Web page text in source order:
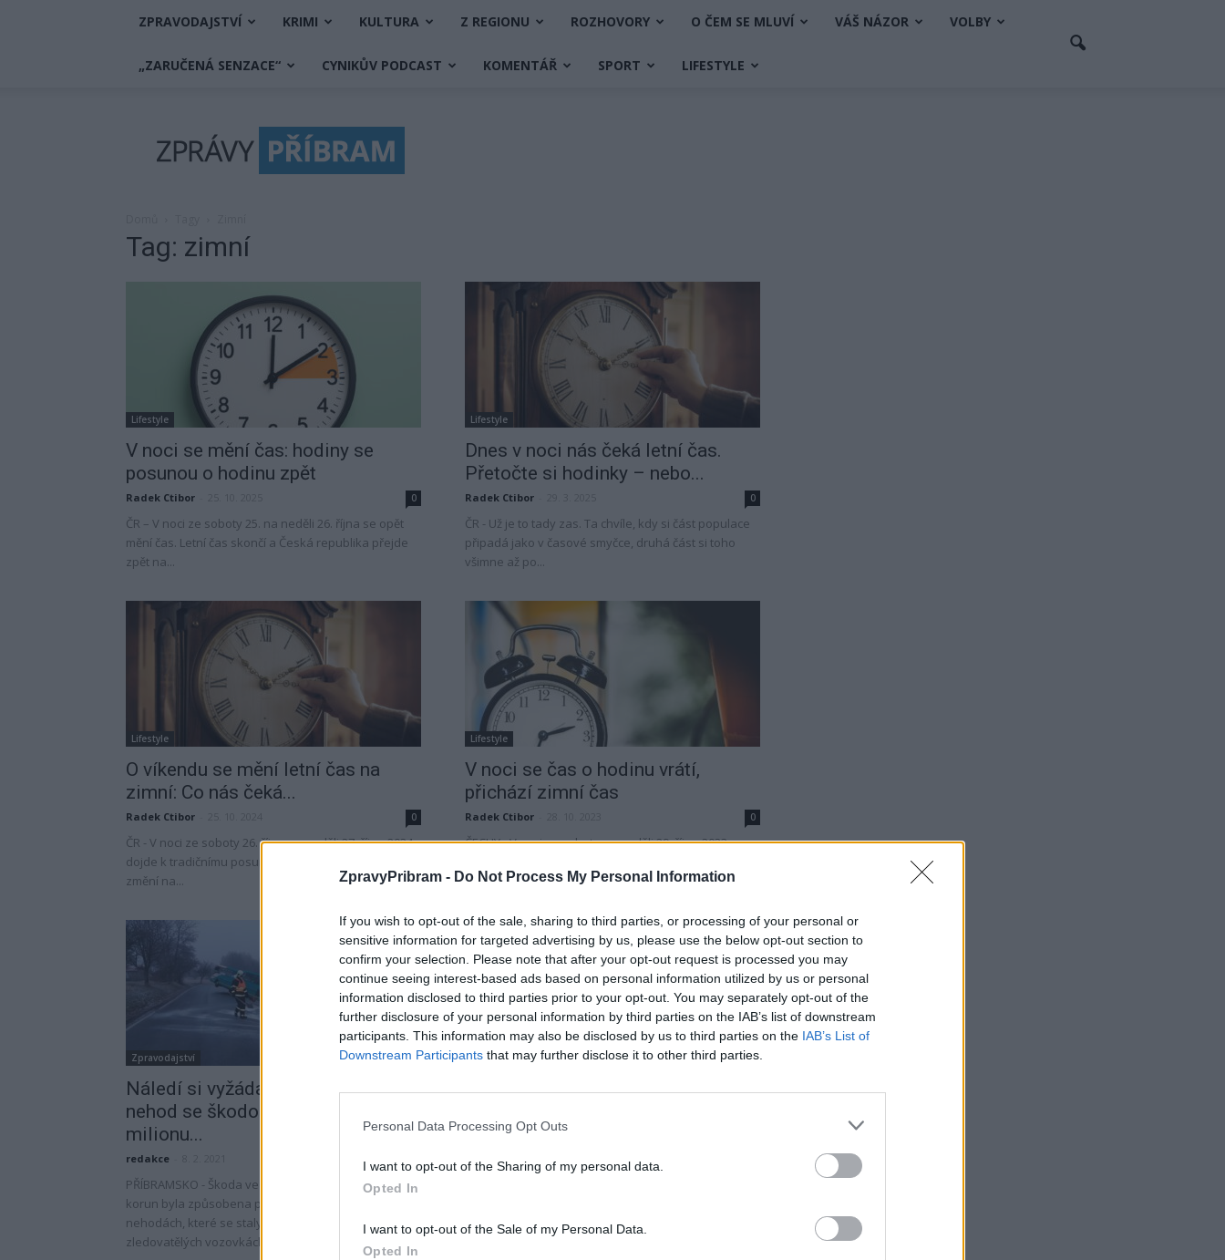
ZpravyPribram - Do Not Process My Personal Information
If you wish to opt-out of the sale, sharing to third parties, or processing of your personal or
sensitive information for targeted advertising by us, please use the below opt-out section to
confirm your selection. Please note that after your opt-out request is processed you may
continue seeing interest-based ads based on personal information utilized by us or personal
information disclosed to third parties prior to your opt-out. You may separately opt-out of the
further disclosure of your personal information by third parties on the IAB’s list of downstream
participants. This information may also be disclosed by us to third parties on the IAB’s List of
Downstream Participants that may further disclose it to other third parties.
Personal Data Processing Opt Outs
I want to opt-out of the Sharing of my personal data.
Opted In
I want to opt-out of the Sale of my Personal Data.
Opted In
ZPRAVODAJSTVÍ KRIMI KULTURA Z REGIONU ROZHOVORY O ČEM SE MLUVÍ VÁŠ NÁZOR VOLBY
„ZARUČENÁ SENZACE“ CYNIKŮV PODCAST KOMENTÁŘ SPORT LIFESTYLE
Příbram
Tag: zimní
Lifestyle
V noci se mění čas: hodiny se
posunou o hodinu zpět
Radek Ctibor 0
ČR – V noci ze soboty 25. na neděli 26. října se opět
mění čas. Letní čas skončí a Česká republika přejde
zpět na...
Lifestyle
Dnes v noci nás čeká letní čas.
Přetočte si hodinky – nebo...
Radek Ctibor 0
ČR - Už je to tady zas. Ta chvíle, kdy si část populace
připadá jako v časové smyčce, druhá část si toho
všimne až po...
Lifestyle
O víkendu se mění letní čas na
zimní: Co nás čeká...
Radek Ctibor 0
ČR - V noci ze soboty 26. října na neděli 27. října 2024
dojde k tradičnímu posunu času, kdy se letní čas
změní na...
Lifestyle
V noci se čas o hodinu vrátí,
přichází zimní čas
Radek Ctibor 0
ČECHY - V noci ze soboty na neděli 29. října 2023 se
střídání, kdy se ručičky hodinek...
Zpravodajství
Náledí si vyžádalo šest dopravních
nehod se škodou téměr čtvrt
milionu...
redakce
PŘÍBRAMSKO - Škoda ve výši téměř čtvrt milionu
korun byla způsobena při šesti nedělních dopravních
nehodách, které se staly na Příbramsku na
zledovatělých vozovkách. Třiadvacetiletý...
Zpravodajství
Veřejné bruslení chtějí Příbramáci
redakce 25. 10. 2017
PŘÍBRAM – Po delší pauze si veřejnost měla o